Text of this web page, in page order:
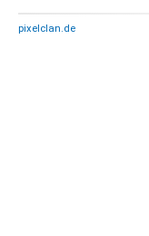
pixelclan.de